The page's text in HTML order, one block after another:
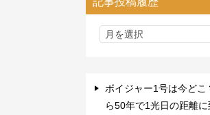
ボイジャー1号は今どこ
ら50年で1光日の距離